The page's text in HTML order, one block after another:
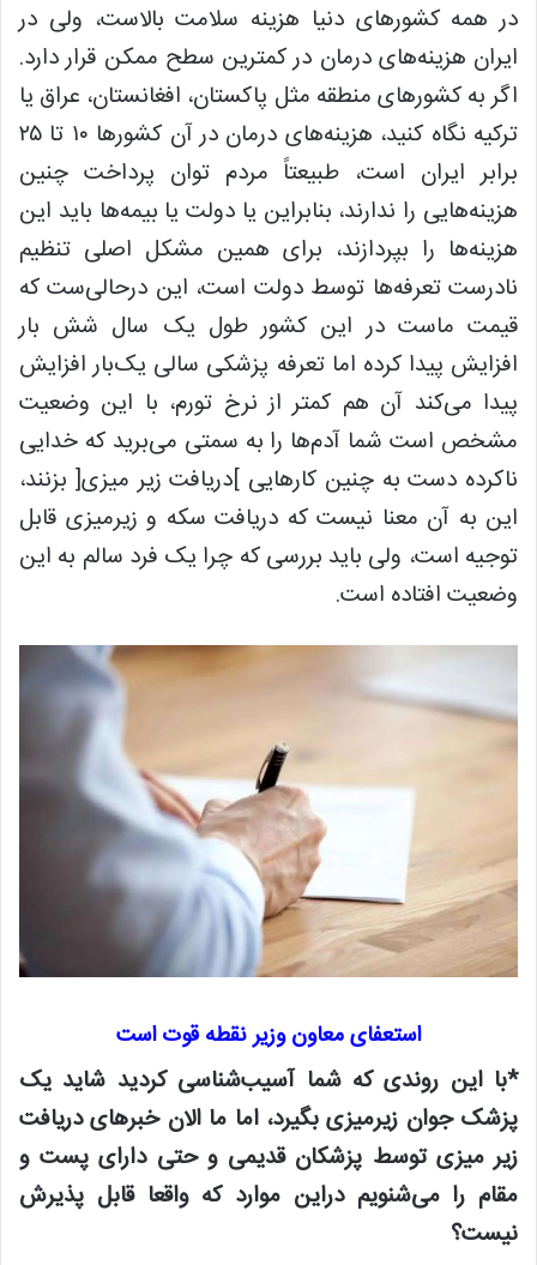
در همه کشورهای دنیا هزینه سلامت بالاست، ولی در
ایران هزینه‌های درمان در کمترین سطح ممکن قرار دارد.
اگر به کشورهای منطقه مثل پاکستان، افغانستان، عراق یا
ترکیه نگاه کنید، هزینه‌های درمان در آن کشورها ۱۰ تا ۲۵
برابر ایران است، طبیعتاً مردم توان پرداخت چنین
هزینه‌هایی را ندارند، بنابراین یا دولت یا بیمه‌ها باید این
هزینه‌ها را بپردازند، برای همین مشکل اصلی تنظیم
نادرست تعرفه‌ها توسط دولت است، این درحالی‌ست که
قیمت ماست در این کشور طول یک سال شش بار
افزایش پیدا کرده اما تعرفه پزشکی سالی یک‌بار افزایش
پیدا می‌کند آن هم کمتر از نرخ تورم، با این وضعیت
مشخص است شما آدم‌ها را به سمتی می‌برید که خدایی
ناکرده دست به چنین کارهایی ]دریافت زیر میزی[ بزنند،
این به آن معنا نیست که دریافت سکه و زیرمیزی قابل
توجیه است، ولی باید بررسی که چرا یک فرد سالم به این
وضعیت افتاده است.
استعفای معاون وزیر نقطه قوت است
*با این روندی که شما آسیب‌شناسی کردید شاید یک
پزشک جوان زیرمیزی بگیرد، اما ما الان خبرهای دریافت
زیر میزی توسط پزشکان قدیمی و حتی دارای پست و
مقام را می‌شنویم دراین‌ موارد که واقعا قابل پذیرش
نیست؟